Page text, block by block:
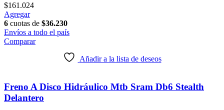
$161.024
Agregar
6 cuotas de $36.230
Envíos a todo el país
Comparar
Añadir a la lista de deseos
Freno A Disco Hidráulico Mtb Sram Db6 Stealth
Delantero